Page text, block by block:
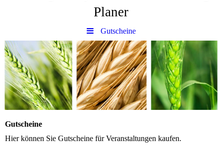
Planer
Gutscheine
Gutscheine
Hier können Sie Gutscheine für Veranstaltungen kaufen.